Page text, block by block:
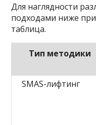
Для наглядности
подходами ниже
таблица.
Тип методики
SMAS-лифтинг